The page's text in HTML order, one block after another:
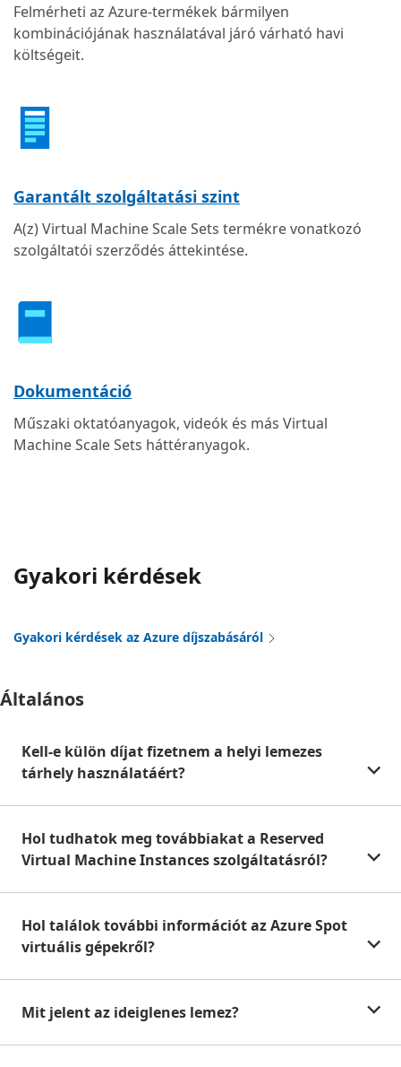
Felmérheti az Azure-termékek bármilyen
kombinációjának használatával járó várható havi
költségeit.
Garantált szolgáltatási szint
A(z) Virtual Machine Scale Sets termékre vonatkozó
szolgáltatói szerződés áttekintése.
Dokumentáció
Műszaki oktatóanyagok, videók és más Virtual
Machine Scale Sets háttéranyagok.
Gyakori kérdések
Gyakori kérdések az Azure díjszabásáról
Általános
Kell-e külön díjat fizetnem a helyi lemezes
tárhely használatáért?
Hol tudhatok meg továbbiakat a Reserved
Virtual Machine Instances szolgáltatásról?
Hol találok további információt az Azure Spot
virtuális gépekről?
Mit jelent az ideiglenes lemez?